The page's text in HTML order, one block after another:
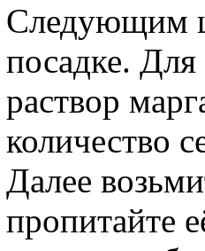
Следующим
посадке.
раствор
количество
Далее
пропитайте